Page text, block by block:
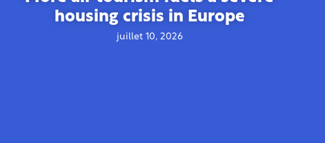
housing crisis in Europe
juillet 10, 2026